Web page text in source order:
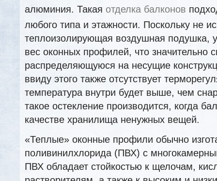
алюминия. Такая отделка балконов
любого типа и этажности. Поскольку не
теплоизолирующая воздушная подушка,
вес оконных профилей, что значительно
распределяющуюся на несущие
ввиду этого также отсутствует
температура внутри будет выше, чем
такое остекление производится, когда
качестве хранилища ненужных вещей.
«Теплые» оконные профили обычно
поливинилхлорида (ПВХ) с
ПВХ обладает стойкостью к щелочам,